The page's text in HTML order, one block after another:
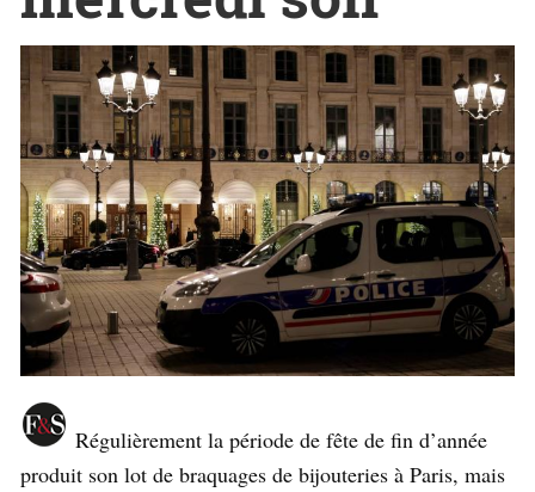
Régulièrement la période de fête de fin d’année
produit son lot de braquages de bijouteries à Paris, mais